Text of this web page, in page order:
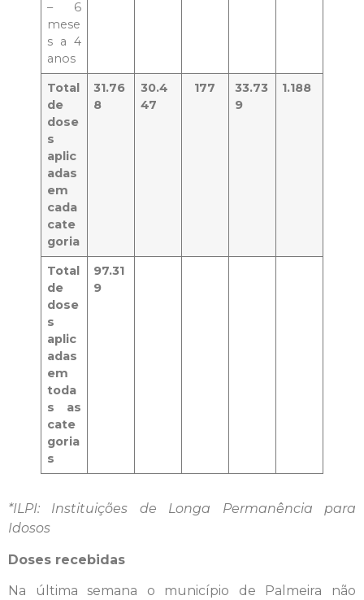
– 6
mese
s a 4
anos
Total
de
dose
s
aplic
adas
em
cada
cate
goria
31.76
8
30.4
47
177
33.73
9
1.188
Total
de
dose
s
aplic
adas
em
toda
s as
cate
goria
s
97.31
9
*ILPI: Instituições de Longa Permanência para
Idosos
Doses recebidas
Na última semana o município de Palmeira não